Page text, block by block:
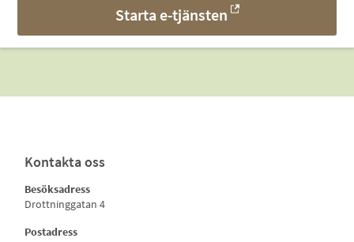
Starta e-tjänsten
Kontakta oss
Besöksadress
Drottninggatan 4
Postadress